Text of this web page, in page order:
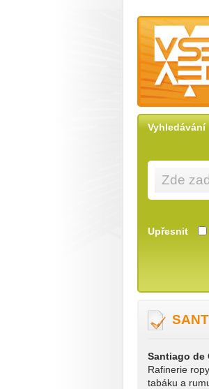
Vševěd —
Vyhledávání
Upřesnit
Santiago de
Rafinerie
tabáku a